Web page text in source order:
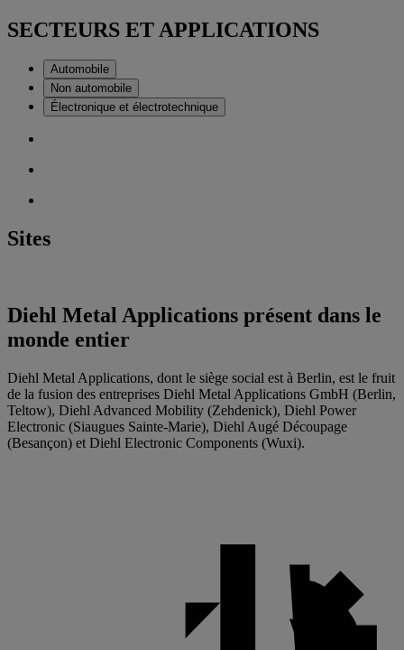
SECTEURS ET APPLICATIONS
Automobile
Non automobile
Électronique et électrotechnique
Sites
Diehl Metal Applications présent dans le
monde entier
Diehl Metal Applications, dont le siège social est à Berlin, est le fruit
de la fusion des entreprises Diehl Metal Applications GmbH (Berlin,
Teltow), Diehl Advanced Mobility (Zehdenick), Diehl Power
Electronic (Siaugues Sainte-Marie), Diehl Augé Découpage
(Besançon) et Diehl Electronic Components (Wuxi).